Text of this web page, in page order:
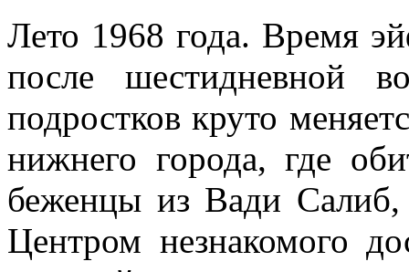
Лето 1968 года. Время
после шестидневной
подростков круто
нижнего города, где
беженцы из Вади Салиб,
Центром незнакомого